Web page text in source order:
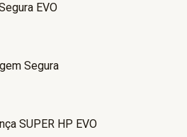
EVO
Segura
SUPER HP EVO